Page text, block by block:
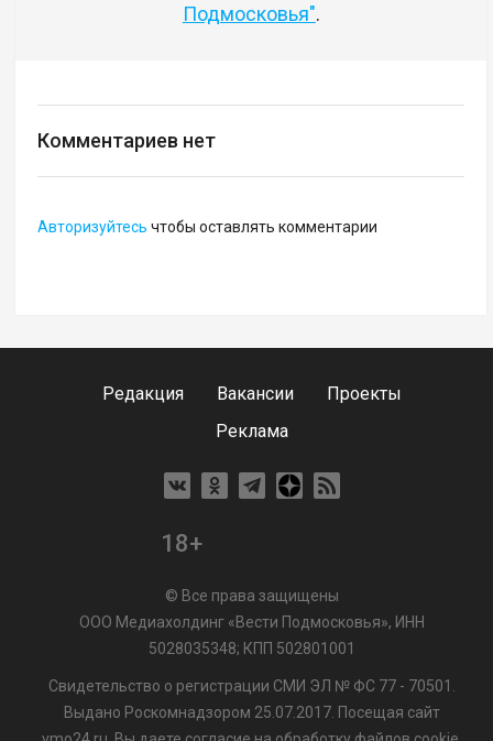
Подмосковья".
Комментариев нет
Авторизуйтесь чтобы оставлять комментарии
Редакция Вакансии
Проекты
Реклама
18+
© Все права защищены
ООО Медиахолдинг «Вести Подмосковья», ИНН
5028035348; КПП 502801001
Свидетельство о регистрации СМИ ЭЛ № ФС 77 - 70501.
Выдано Роскомнадзором 25.07.2017. Посещая сайт